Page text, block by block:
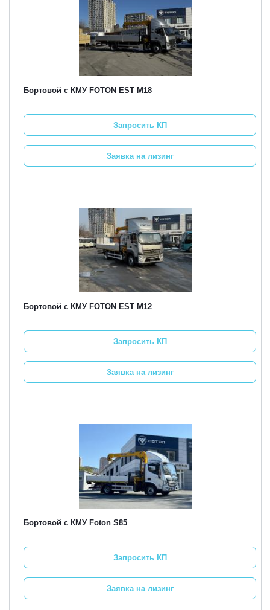
Бортовой с КМУ FOTON EST M18
Запросить КП
Заявка на лизинг
Бортовой с КМУ FOTON EST M12
Запросить КП
Заявка на лизинг
Бортовой с КМУ Foton S85
Запросить КП
Заявка на лизинг